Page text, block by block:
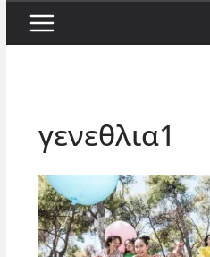
γενεθλια1